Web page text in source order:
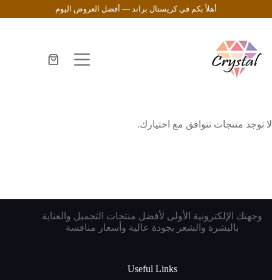
إلى
أهلاً بكم في كريستال براند — أفضل العروض اليوم
عربة
لا توجد منتجات تتوافق مع اختيارك.
وجهتك الإلكترونية الأولى لأفضل منتجات التجميل والعناية
بالبشرة والشعر بجودة عالية وأسعار منافسة
Useful Links